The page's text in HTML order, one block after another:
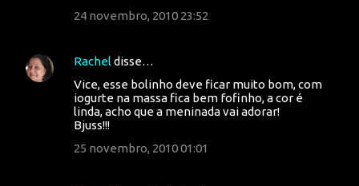
24 novembro, 2010 23:52
Rachel disse…
Vice, esse bolinho deve ficar muito bom, com
iogurte na massa fica bem fofinho, a cor é
linda, acho que a meninada vai adorar!
Bjuss!!!
25 novembro, 2010 01:01